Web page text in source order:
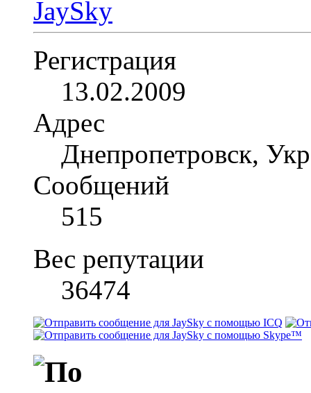
Регистрация
13.02.2009
Адрес
Днепропетровск,
Сообщений
515
Вес репутации
36474